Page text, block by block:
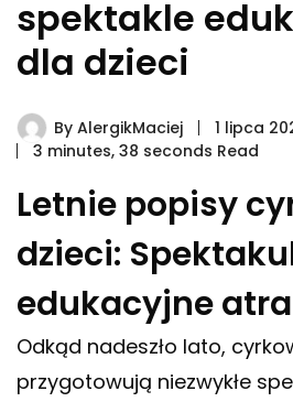
spektakle
dla dzieci
By AlergikMaciej
1 lipca
3 minutes, 38 seconds Read
Letnie popisy
dzieci:
edukacyjne
Odkąd nadeszło lato,
przygotowują niezwykłe